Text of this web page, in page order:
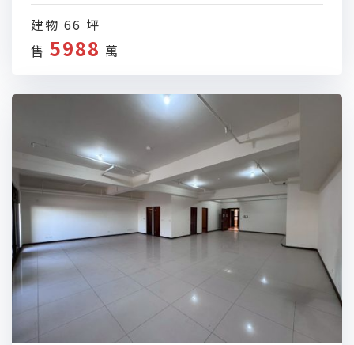
建物 66 坪
售 5988 萬